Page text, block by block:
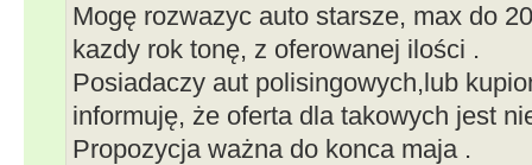
Mogę rozwazyc auto starsze, max do
kazdy rok tonę, z oferowanej ilości .
Posiadaczy aut polisingowych,lub
informuję, że oferta dla takowych jest
Propozycja ważna do konca maja .